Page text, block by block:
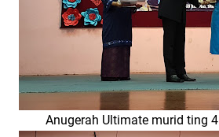
Anugerah Ultimate murid ting 4